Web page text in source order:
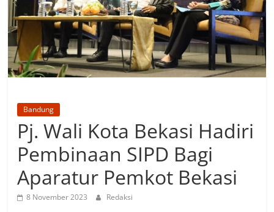
Bandung
Pj. Wali Kota Bekasi Hadiri
Pembinaan SIPD Bagi
Aparatur Pemkot Bekasi
8 November 2023 Redaksi